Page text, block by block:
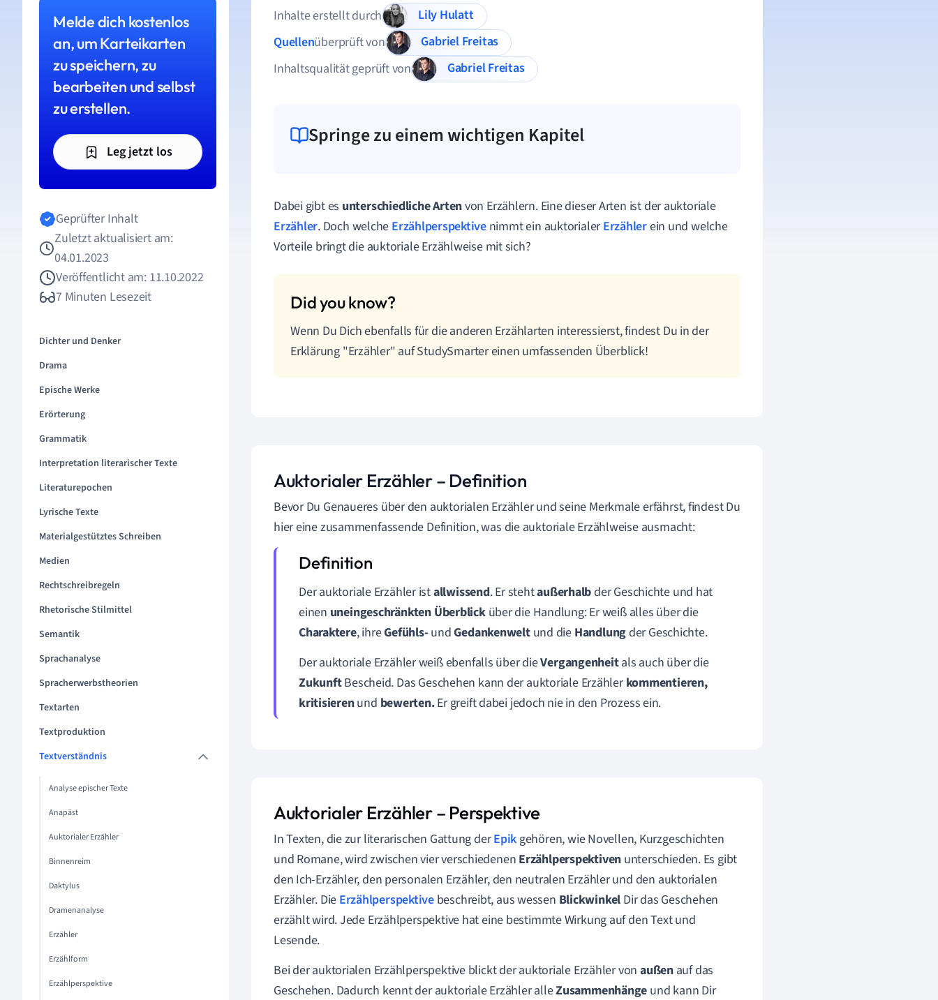
Melde dich kostenlos
an, um Karteikarten
zu speichern, zu
bearbeiten und selbst
zu erstellen.
Leg jetzt los
Geprüfter Inhalt
Zuletzt aktualisiert am:
04.01.2023
Veröffentlicht am: 11.10.2022
7 Minuten Lesezeit
Dichter und Denker
Drama
Epische Werke
Erörterung
Grammatik
Interpretation literarischer Texte
Literaturepochen
Lyrische Texte
Materialgestütztes Schreiben
Medien
Rechtschreibregeln
Rhetorische Stilmittel
Semantik
Sprachanalyse
Spracherwerbstheorien
Textarten
Textproduktion
Textverständnis
Analyse epischer Texte
Anapäst
Auktorialer Erzähler
Binnenreim
Daktylus
Dramenanalyse
Erzähler
Erzählform
Erzählperspektive
Inhalte erstellt durch
Lily Hulatt
Quellenüberprüft von
Gabriel Freitas
Inhaltsqualität geprüft von
Gabriel Freitas
Springe zu einem wichtigen Kapitel
Dabei gibt es unterschiedliche Artenvon Erzählern. Eine dieser Arten ist derauktoriale
Erzähler. Doch welche Erzählperspektivenimmt ein auktorialerErzählerein und welche
Vorteile bringt die auktoriale Erzählweise mit sich?
Wenn Du Dich ebenfalls für die anderen Erzählarten interessierst, findest Du in der
Erklärung "Erzähler" auf StudySmarter einen umfassenden Überblick!
Auktorialer Erzähler – Definition
Bevor Du Genaueres über den auktorialen Erzähler und seine Merkmale erfährst, findest Du
hier eine zusammenfassende Definition, was die auktoriale Erzählweise ausmacht:
Der auktoriale Erzähler istallwissend. Er stehtaußerhalbder Geschichte und hat
einen uneingeschränkten Überblick über die Handlung: Er weiß alles über die
Charaktere, ihreGefühls-undGedankenwelt und die Handlungder Geschichte.
Der auktoriale Erzähler weiß ebenfalls über dieVergangenheitals auch über die
ZukunftBescheid. Das Geschehen kann der auktoriale Erzähler kommentieren,
kritisierenund bewerten.Er greift dabei jedoch nie in den Prozess ein.
Auktorialer Erzähler – Perspektive
In Texten, die zur literarischen Gattung derEpikgehören, wie Novellen, Kurzgeschichten
und Romane, wird zwischen vier verschiedenen Erzählperspektiven unterschieden. Es gibt
den Ich-Erzähler, den personalen Erzähler, den neutralen Erzähler und den auktorialen
Erzähler. Die Erzählperspektivebeschreibt, aus wessen Blickwinkel Dir das Geschehen
erzählt wird. Jede Erzählperspektive hat eine bestimmte Wirkung auf den Text und
Lesende.
Bei der auktorialen Erzählperspektive blickt der auktoriale Erzähler von außenauf das
Geschehen. Dadurch kennt der auktoriale Erzähler alleZusammenhänge und kann Dir